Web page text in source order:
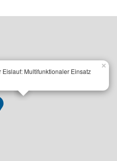
Eislauf: Multifunktionaler Einsatz
×